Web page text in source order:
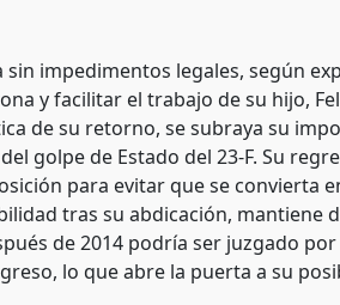
sin impedimentos legales, según
y facilitar el trabajo de su hijo,
de su retorno, se subraya su
golpe de Estado del 23-F. Su
para evitar que se convierta
tras su abdicación, mantiene
de 2014 podría ser juzgado
lo que abre la puerta a su